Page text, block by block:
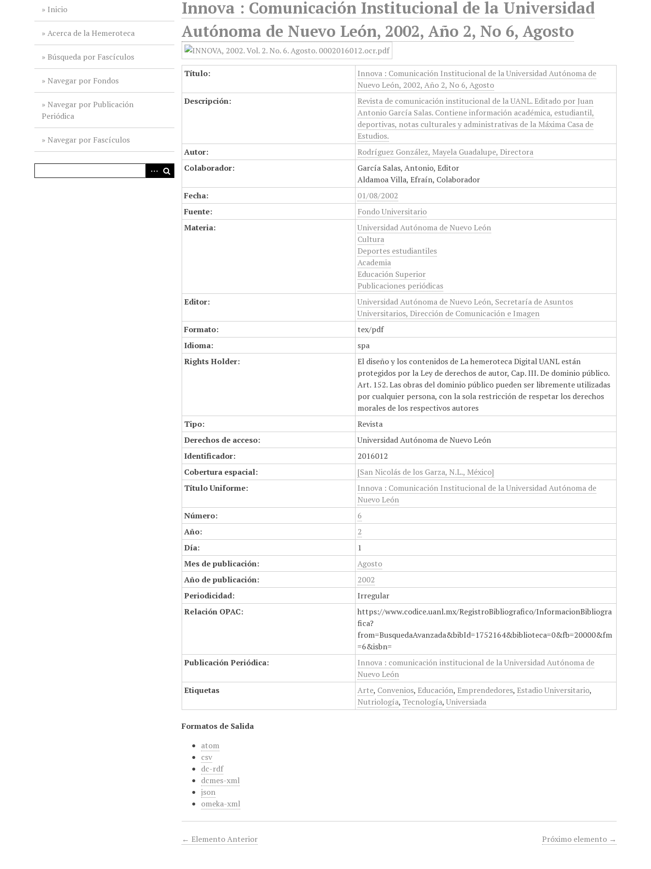
Inicio
Acerca de la Hemeroteca
Búsqueda por Fascículos
Navegar por Fondos
Navegar por Publicación
Periódica
Navegar por Fascículos
Innova : Comunicación Institucional de la Universidad
Autónoma de Nuevo León, 2002, Año 2, No 6, Agosto
Título:
Innova : Comunicación Institucional de la Universidad Autónoma de
Nuevo León, 2002, Año 2, No 6, Agosto
Descripción:
Revista de comunicación institucional de la UANL. Editado por Juan
Antonio García Salas. Contiene información académica, estudiantil,
deportivas, notas culturales y administrativas de la Máxima Casa de
Estudios.
Autor:
Rodríguez González, Mayela Guadalupe, Directora
Colaborador:
García Salas, Antonio, Editor
Aldamoa Villa, Efraín, Colaborador
Fecha:
01/08/2002
Fuente:
Fondo Universitario
Materia:
Universidad Autónoma de Nuevo León
Cultura
Deportes estudiantiles
Academia
Educación Superior
Publicaciones periódicas
Editor:
Universidad Autónoma de Nuevo León, Secretaría de Asuntos
Universitarios, Dirección de Comunicación e Imagen
Formato:
tex/pdf
Idioma:
spa
Rights Holder:
El diseño y los contenidos de La hemeroteca Digital UANL están
protegidos por la Ley de derechos de autor, Cap. III. De dominio público.
Art. 152. Las obras del dominio público pueden ser libremente utilizadas
por cualquier persona, con la sola restricción de respetar los derechos
morales de los respectivos autores
Tipo:
Revista
Derechos de acceso:
Universidad Autónoma de Nuevo León
Identificador:
2016012
Cobertura espacial:
[San Nicolás de los Garza, N.L., México]
Título Uniforme:
Innova : Comunicación Institucional de la Universidad Autónoma de
Nuevo León
Número:
6
Año:
2
Día:
1
Mes de publicación:
Agosto
Año de publicación:
2002
Periodicidad:
Irregular
Relación OPAC:
https://www.codice.uanl.mx/RegistroBibliografico/InformacionBibliogra
fica?
from=BusquedaAvanzada&bibId=1752164&biblioteca=0&fb=20000&fm
=6&isbn=
Publicación Periódica:
Innova : comunicación institucional de la Universidad Autónoma de
Nuevo León
Etiquetas
Arte, Convenios, Educación, Emprendedores, Estadio Universitario,
Nutriología, Tecnología,Universiada
Formatos de Salida
atom
csv
dc-rdf
dcmes-xml
json
omeka-xml
← Elemento Anterior Próximo elemento →